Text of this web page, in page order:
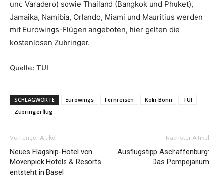
und Varadero) sowie Thailand (Bangkok und Phuket),
Jamaika, Namibia, Orlando, Miami und Mauritius werden
mit Eurowings-Flügen angeboten, hier gelten die
kostenlosen Zubringer.
Quelle: TUI
SCHLAGWORTE Eurowings Fernreisen Köln-Bonn
TUI
Zubringerflug
Vorheriger Artikel
Neues Flagship-Hotel von
Mövenpick Hotels & Resorts
entsteht in Basel
Nächster Artikel
Ausflugstipp Aschaffenburg:
Das Pompejanum